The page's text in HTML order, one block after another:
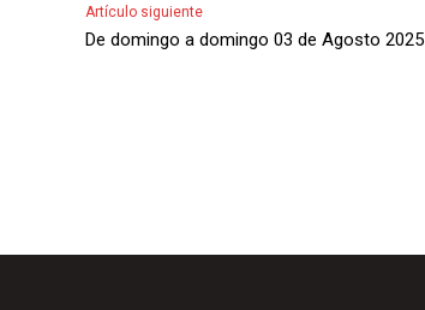
Artículo siguiente
De domingo a domingo 03 de Agosto 2025